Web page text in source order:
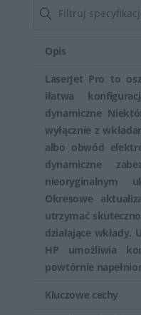
Drukarki laserowe HP
stronę są często
atramentowych.
żywotność niż
Drukarki laserowe HP
biurach, jak i firmach,
wydruku, szybkość
eksploatacji. Są one
odpowiednim dla
urządzenia do dużych
precyzyjne i trwałe
Drukarki atramentowe
Opis
LaserJet Pro to
iłatwa
dynamiczne
wyłącznie z
albo obwód
dynamiczne
nieoryginalnym
Okresowe
utrzymać
działające
HP umożliwia
powtórnie
Kluczowe cechy